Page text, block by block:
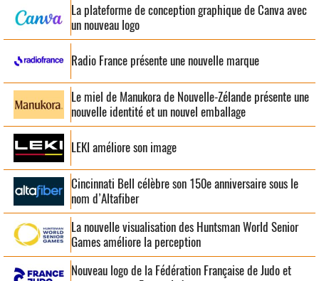
La plateforme de conception graphique de Canva avec
un nouveau logo
Radio France présente une nouvelle marque
Le miel de Manukora de Nouvelle-Zélande présente une
nouvelle identité et un nouvel emballage
LEKI améliore son image
Cincinnati Bell célèbre son 150e anniversaire sous le
nom d’Altafiber
La nouvelle visualisation des Huntsman World Senior
Games améliore la perception
Nouveau logo de la Fédération Française de Judo et